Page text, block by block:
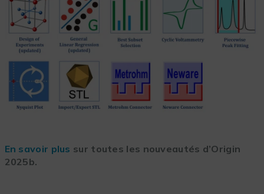
En savoir plus sur toutes les nouveautés d’Origin
2025b.